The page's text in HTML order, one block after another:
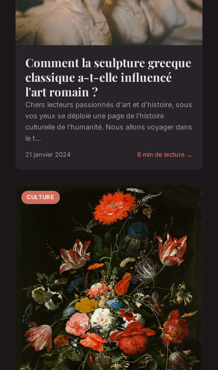
Comment la sculpture grecque
classique a-t-elle influencé
l'art romain ?
Chers lecteurs passionnés d'art et d'histoire, sous
vos yeux se déploie une page de l'histoire
culturelle de l'humanité. Nous allons voyager dans
le t...
21 janvier 2024 6 min de lecture →
CULTURE